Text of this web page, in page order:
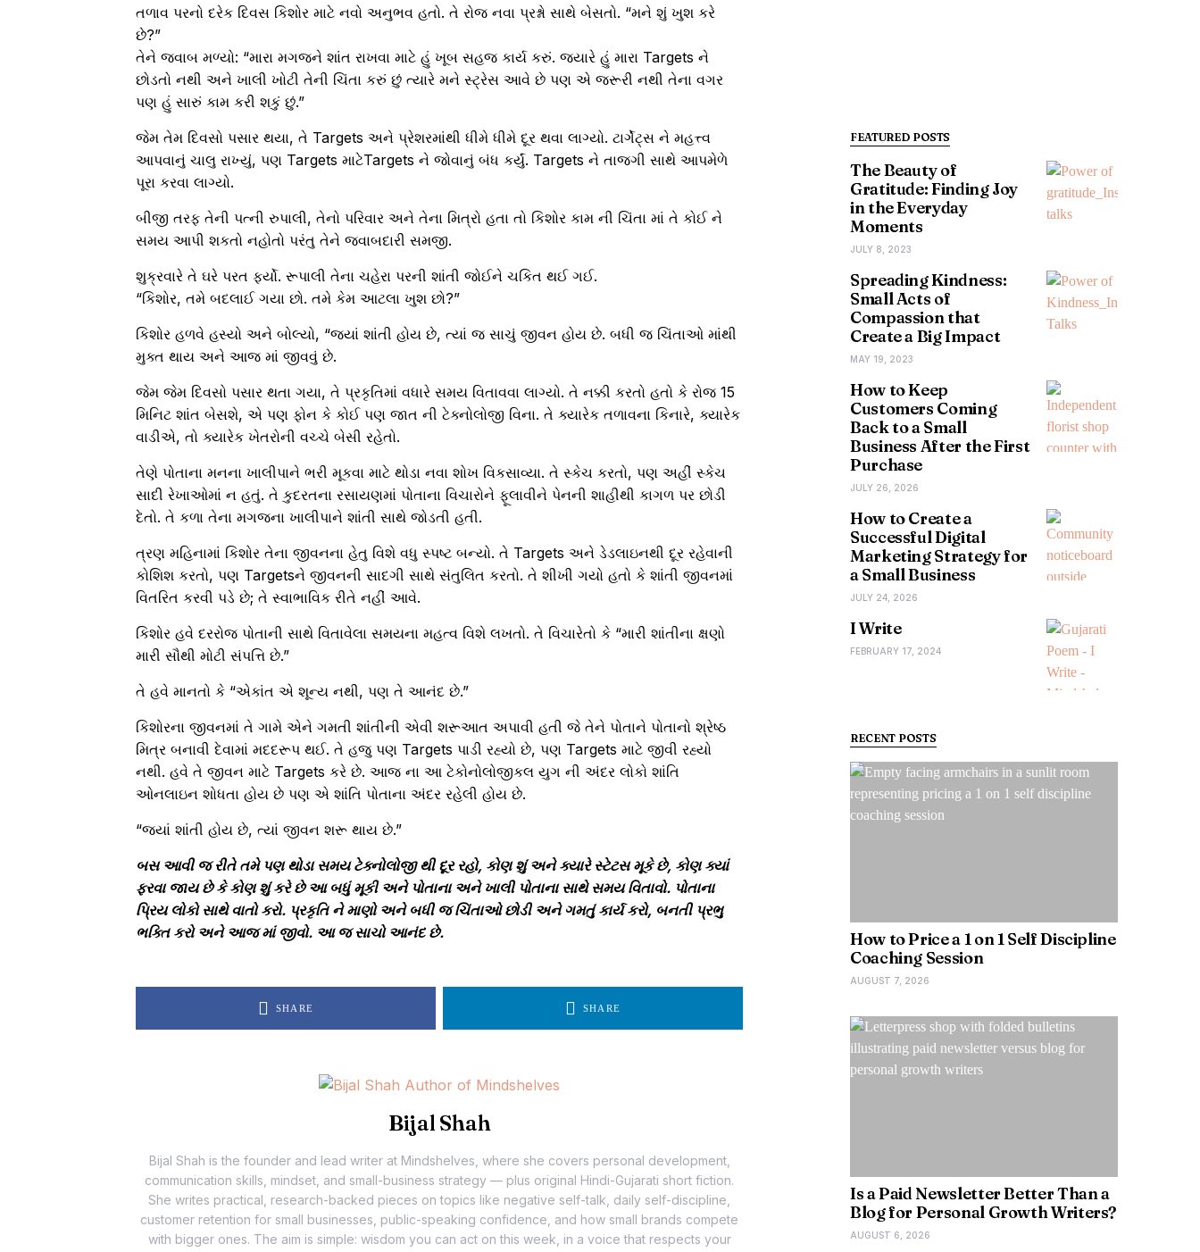
તળાવ પરનો દરેક દિવસ કિશોર માટે નવો અનુભવ હતો. તે રોજ નવા પ્રશ્નો સાથે બેસતો. “મને શું ખુશ કરે
છે?”
તેને જવાબ મળ્યો: “મારા મગજને શાંત રાખવા માટે હું ખૂબ સહજ કાર્ય કરું. જ્યારે હું મારા Targets ને
છોડતો નથી અને ખાલી ખોટી તેની ચિંતા કરું છું ત્યારે મને સ્ટ્રેસ આવે છે પણ એ જરૂરી નથી તેના વગર
પણ હું સારું કામ કરી શકું છું.”
જેમ તેમ દિવસો પસાર થયા, તે Targets અને પ્રેશરમાંથી ધીમે ધીમે દૂર થવા લાગ્યો. ટાર્ગેટ્સ ને મહત્ત્વ
આપવાનું ચાલુ રાખ્યું, પણ Targets માટેTargets ને જોવાનું બંધ કર્યું. Targets ને તાજગી સાથે આપમેળે
પૂરા કરવા લાગ્યો.
બીજી તરફ તેની પત્ની રુપાલી, તેનો પરિવાર અને તેના મિત્રો હતા તો કિશોર કામ ની ચિંતા માં તે કોઈ ને
સમય આપી શકતો નહોતો પરંતુ તેને જવાબદારી સમજી.
શુક્રવારે તે ઘરે પરત ફર્યો. રૂપાલી તેના ચહેરા પરની શાંતી જોઈને ચકિત થઈ ગઈ.
“કિશોર, તમે બદલાઈ ગયા છો. તમે કેમ આટલા ખુશ છો?”
કિશોર હળવે હસ્યો અને બોલ્યો, “જ્યાં શાંતી હોય છે, ત્યાં જ સાચું જીવન હોય છે. બધી જ ચિંતાઓ માંથી
મુક્ત થાય અને આજ માં જીવવું છે.
જેમ જેમ દિવસો પસાર થતા ગયા, તે પ્રકૃતિમાં વધારે સમય વિતાવવા લાગ્યો. તે નક્કી કરતો હતો કે રોજ 15
મિનિટ શાંત બેસશે, એ પણ ફોન કે કોઈ પણ જાત ની ટેક્નોલોજી વિના. તે ક્યારેક તળાવના કિનારે, ક્યારેક
વાડીએ, તો ક્યારેક ખેતરોની વચ્ચે બેસી રહેતો.
તેણે પોતાના મનના ખાલીપાને ભરી મૂકવા માટે થોડા નવા શોખ વિકસાવ્યા. તે સ્કેચ કરતો, પણ અહીં સ્કેચ
સાદી રેખાઓમાં ન હતું. તે કુદરતના રસાયણમાં પોતાના વિચારોને ફૂલાવીને પેનની શાહીથી કાગળ પર છોડી
દેતો. તે કળા તેના મગજના ખાલીપાને શાંતી સાથે જોડતી હતી.
ત્રણ મહિનામાં કિશોર તેના જીવનના હેતુ વિશે વધુ સ્પષ્ટ બન્યો. તે Targets અને ડેડલાઇનથી દૂર રહેવાની
કોશિશ કરતો, પણ Targetsને જીવનની સાદગી સાથે સંતુલિત કરતો. તે શીખી ગયો હતો કે શાંતી જીવનમાં
વિતરિત કરવી પડે છે; તે સ્વાભાવિક રીતે નહીં આવે.
કિશોર હવે દરરોજ પોતાની સાથે વિતાવેલા સમયના મહત્વ વિશે લખતો. તે વિચારેતો કે “મારી શાંતીના ક્ષણો
મારી સૌથી મોટી સંપત્તિ છે.”
તે હવે માનતો કે “એકાંત એ શૂન્ય નથી, પણ તે આનંદ છે.”
કિશોરના જીવનમાં તે ગામે એને ગમતી શાંતીની એવી શરૂઆત અપાવી હતી જે તેને પોતાને પોતાનો શ્રેષ્ઠ
મિત્ર બનાવી દેવામાં મદદરૂપ થઈ. તે હજુ પણ Targets પાડી રહ્યો છે, પણ Targets માટે જીવી રહ્યો
નથી. હવે તે જીવન માટે Targets કરે છે. આજ ના આ ટેકોનોલોજીકલ યુગ ની અંદર લોકો શાંતિ
ઓનલાઇન શોધતા હોય છે પણ એ શાંતિ પોતાના અંદર રહેલી હોય છે.
“જ્યાં શાંતી હોય છે, ત્યાં જીવન શરૂ થાય છે.”
બસ આવી જ રીતે તમે પણ થોડા સમય ટેક્નોલોજી થી દૂર રહો, કોણ શું અને ક્યારે સ્ટેટસ મૂકે છે, કોણ ક્યાં
ફરવા જાય છે કે કોણ શું કરે છે આ બધું મૂકી અને પોતાના અને ખાલી પોતાના સાથે સમય વિતાવો. પોતાના
પ્રિય લોકો સાથે વાતો કરો. પ્રકૃતિ ને માણો અને બધી જ ચિંતાઓ છોડી અને ગમતું કાર્ય કરો, બનતી પ્રભુ
ભક્તિ કરો અને આજ માં જીવો. આ જ સાચો આનંદ છે.
SHARE SHARE
Bijal Shah
Bijal Shah is the founder and lead writer at Mindshelves, where she covers personal development,
communication skills, mindset, and small-business strategy — plus original Hindi-Gujarati short fiction.
She writes practical, research-backed pieces on topics like negative self-talk, daily self-discipline,
customer retention for small businesses, public-speaking confidence, and how small brands compete
with bigger ones. The aim is simple: wisdom you can act on this week, in a voice that respects your
FEATURED POSTS
The Beauty of
Gratitude: Finding Joy
in the Everyday
Moments
JULY 8, 2023
Spreading Kindness:
Small Acts of
Compassion that
Create a Big Impact
MAY 19, 2023
How to Keep
Customers Coming
Back to a Small
Business After the First
Purchase
JULY 26, 2026
How to Create a
Successful Digital
Marketing Strategy for
a Small Business
JULY 24, 2026
I Write
FEBRUARY 17, 2024
RECENT POSTS
How to Price a 1 on 1 Self Discipline
Coaching Session
AUGUST 7, 2026
Is a Paid Newsletter Better Than a
Blog for Personal Growth Writers?
AUGUST 6, 2026